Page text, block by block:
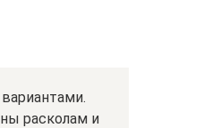
расколам и